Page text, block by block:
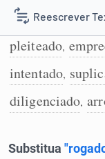
Reescrever
Resumir Texto
Corrigir Texto
1 requerido,
pleiteado,
intentado,
diligenciado,